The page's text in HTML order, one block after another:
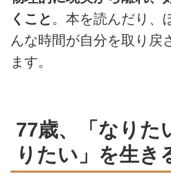
くこと 。本を読んだり、
んな時間が自分を取り戻
ます。
77歳、「なりた
りたい」を生き